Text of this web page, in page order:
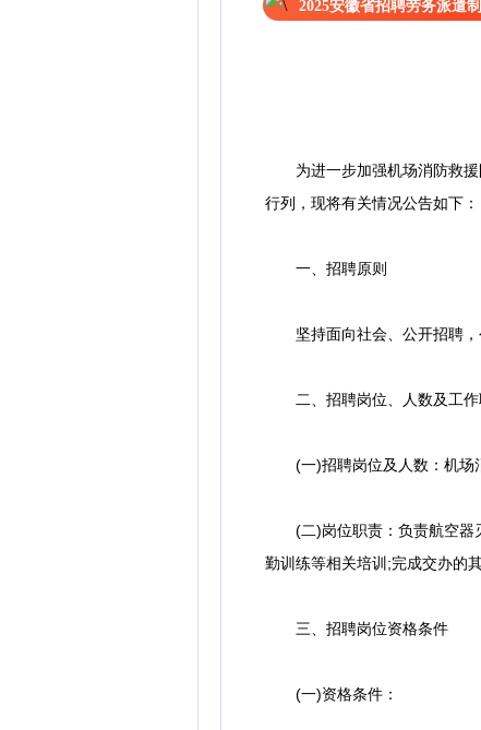
2025安徽省招聘劳务派遣
为进一步加强机场消防救援
行列，现将有关情况公告如下：
一、招聘原则
坚持面向社会、公开招聘，
二、招聘岗位、人数及工作
(一)招聘岗位及人数：机场
(二)岗位职责：负责航空器灭
勤训练等相关培训;完成交办的其
三、招聘岗位资格条件
(一)资格条件：